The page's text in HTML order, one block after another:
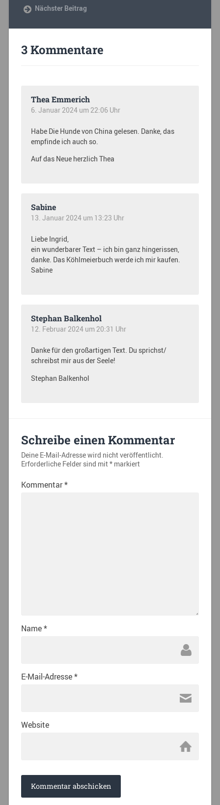
Nächster Beitrag
3 Kommentare
Thea Emmerich
6. Januar 2024 um 22:06 Uhr
Habe Die Hunde von China gelesen. Danke, das
empfinde ich auch so.
Auf das Neue herzlich Thea
Sabine
13. Januar 2024 um 13:23 Uhr
Liebe Ingrid,
ein wunderbarer Text – ich bin ganz hingerissen,
danke. Das Köhlmeierbuch werde ich mir kaufen.
Sabine
Stephan Balkenhol
12. Februar 2024 um 20:31 Uhr
Danke für den großartigen Text. Du sprichst/
schreibst mir aus der Seele!
Stephan Balkenhol
Schreibe einen Kommentar
Deine E-Mail-Adresse wird nicht veröffentlicht.
Erforderliche Felder sind mit*markiert
Kommentar*
Name*
E-Mail-Adresse*
Website